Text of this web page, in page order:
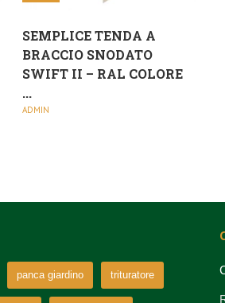
SEMPLICE TENDA A
BRACCIO SNODATO
SWIFT II – RAL COLORE
...
ADMIN
panca giardino trituratore